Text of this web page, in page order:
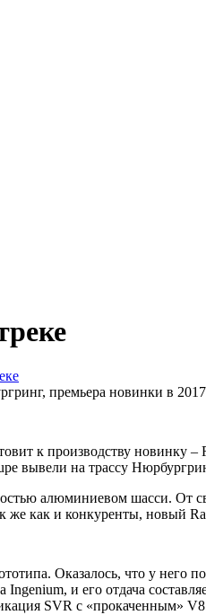
премьера новинки в
к производству новинку
вывели на трассу
алюминиевом шасси. От
как и конкуренты, новый
Оказалось, что у
и его отдача
SVR с «прокаченным»